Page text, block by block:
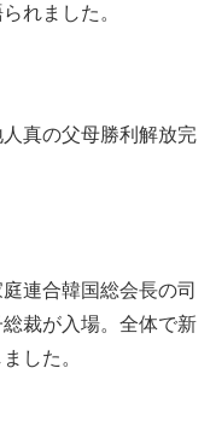
れました。
真の父母勝利解放完
連合韓国総会長の司
裁が入場。全体で新
した。